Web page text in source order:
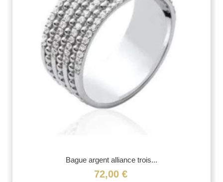
Bague argent alliance trois...
72,00 €